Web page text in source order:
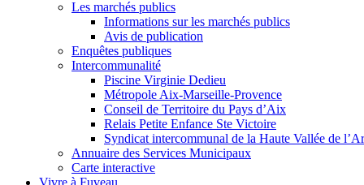
Les marchés publics
Informations sur les marchés publics
Avis de publication
Enquêtes publiques
Intercommunalité
Piscine Virginie Dedieu
Métropole Aix-Marseille-Provence
Conseil de Territoire du Pays d’Aix
Relais Petite Enfance Ste Victoire
Syndicat intercommunal de la Haute Vallée de
Annuaire des Services Municipaux
Carte interactive
Vivre à Fuveau